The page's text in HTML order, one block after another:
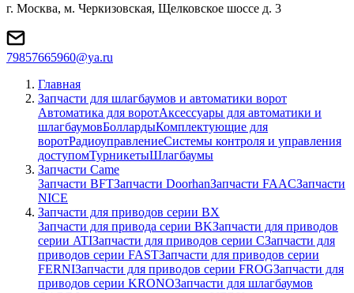
г. Москва, м. Черкизовская, Щелковское шоссе д. 3
79857665960@ya.ru
Главная
Запчасти для шлагбаумов и автоматики ворот
Автоматика для воротАксессуары для автоматики и
шлагбаумовБоллардыКомплектующие для
воротРадиоуправлениеСистемы контроля и управления
доступомТурникетыШлагбаумы
Запчасти Came
Запчасти BFTЗапчасти DoorhanЗапчасти FAACЗапчасти
NICE
Запчасти для приводов серии BX
Запчасти для привода серии BKЗапчасти для приводов
серии ATIЗапчасти для приводов серии CЗапчасти для
приводов серии FASTЗапчасти для приводов серии
FERNIЗапчасти для приводов серии FROGЗапчасти для
приводов серии KRONOЗапчасти для шлагбаумов